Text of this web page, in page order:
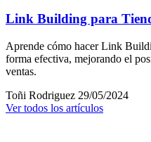
Link Building para
Aprende cómo hacer Link
forma efectiva, mejorando el
ventas.
Toñi Rodriguez 29/05/2024
Ver todos los artículos